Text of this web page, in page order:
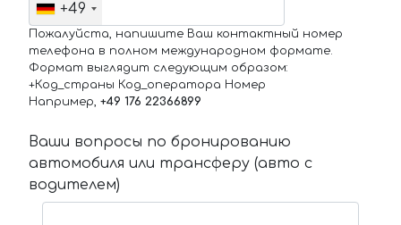
+49
Пожалуйста, напишите Ваш контактный номер
телефона в полном международном формате.
Формат выглядит следующим образом:
+Код_страны Код_оператора Номер
Например, +49 176 22366899
Ваши вопросы по бронированию
автомобиля или трансферу (авто с
водителем)